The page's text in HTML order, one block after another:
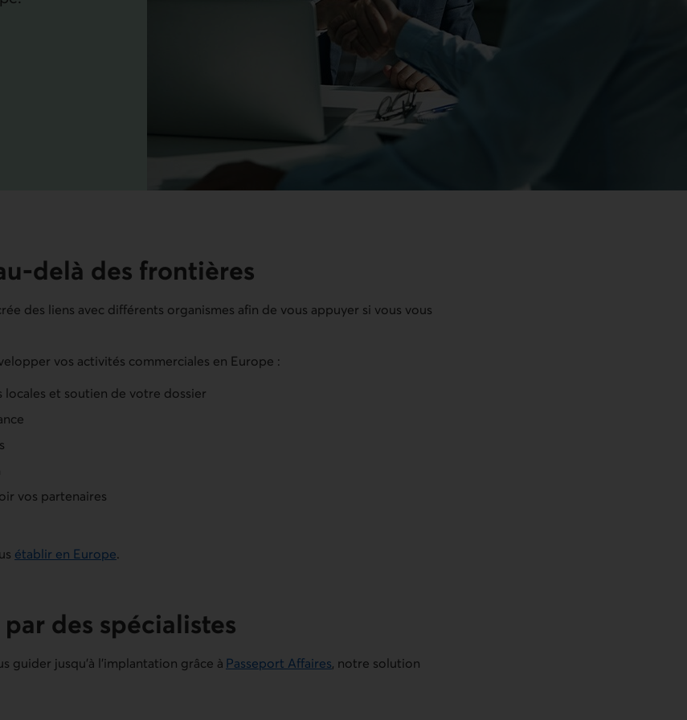
delà des frontières
des liens avec différents organismes afin de vous appuyer si vous vous
vos activités commerciales en Europe :
et soutien de votre dossier
vos partenaires
établir en Europe.
des spécialistes
guider jusqu’à l’implantation grâce à Passeport Affaires, notre solution